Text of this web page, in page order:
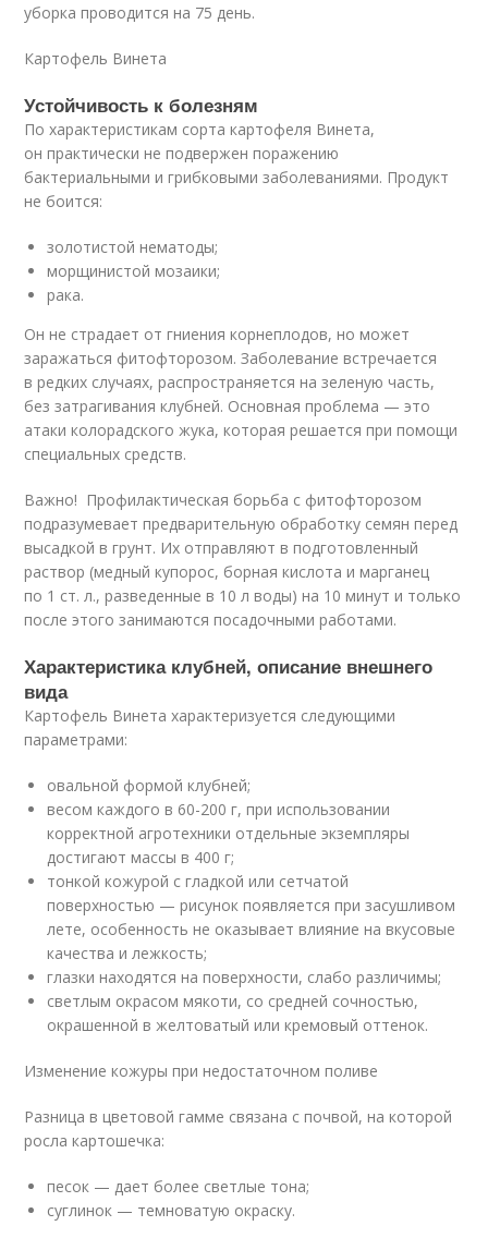
уборка проводится на 75 день.
Картофель Винета
Устойчивость к болезням
По характеристикам сорта картофеля Винета,
он практически не подвержен поражению
бактериальными и грибковыми заболеваниями. Продукт
не боится:
золотистой нематоды;
морщинистой мозаики;
рака.
Он не страдает от гниения корнеплодов, но может
заражаться фитофторозом. Заболевание встречается
в редких случаях, распространяется на зеленую часть,
без затрагивания клубней. Основная проблема — это
атаки колорадского жука, которая решается при помощи
специальных средств.
Важно! Профилактическая борьба с фитофторозом
подразумевает предварительную обработку семян перед
высадкой в грунт. Их отправляют в подготовленный
раствор (медный купорос, борная кислота и марганец
по 1 ст. л., разведенные в 10 л воды) на 10 минут и только
после этого занимаются посадочными работами.
Характеристика клубней, описание внешнего
вида
Картофель Винета характеризуется следующими
параметрами:
овальной формой клубней;
весом каждого в 60-200 г, при использовании
корректной агротехники отдельные экземпляры
достигают массы в 400 г;
тонкой кожурой с гладкой или сетчатой
поверхностью — рисунок появляется при засушливом
лете, особенность не оказывает влияние на вкусовые
качества и лежкость;
глазки находятся на поверхности, слабо различимы;
светлым окрасом мякоти, со средней сочностью,
окрашенной в желтоватый или кремовый оттенок.
Изменение кожуры при недостаточном поливе
Разница в цветовой гамме связана с почвой, на которой
росла картошечка:
песок — дает более светлые тона;
суглинок — темноватую окраску.